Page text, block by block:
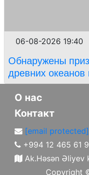
06-08-2026 19:40
Обнаружены
древних
О нас
Контакт
[email protected]
+994 12 465 61
Ak.Həsən Əliyev
Copyright